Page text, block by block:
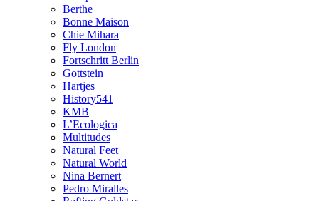
Berthe
Bonne Maison
Chie Mihara
Fly London
Fortschritt Berlin
Gottstein
Hartjes
History541
KMB
L’Ecologica
Multitudes
Natural Feet
Natural World
Nina Bernert
Pedro Miralles